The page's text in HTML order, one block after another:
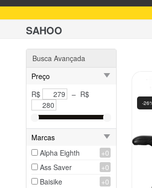
SAHOO
Busca Avançada
Preço
R$
– R$
Marcas
Alpha Eighth
+0
Ass Saver
+0
Baisike
+0
-